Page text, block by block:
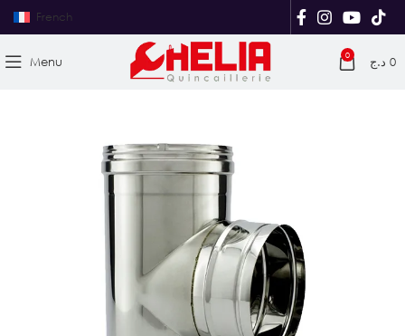
French
Menu 0 0 د.ج